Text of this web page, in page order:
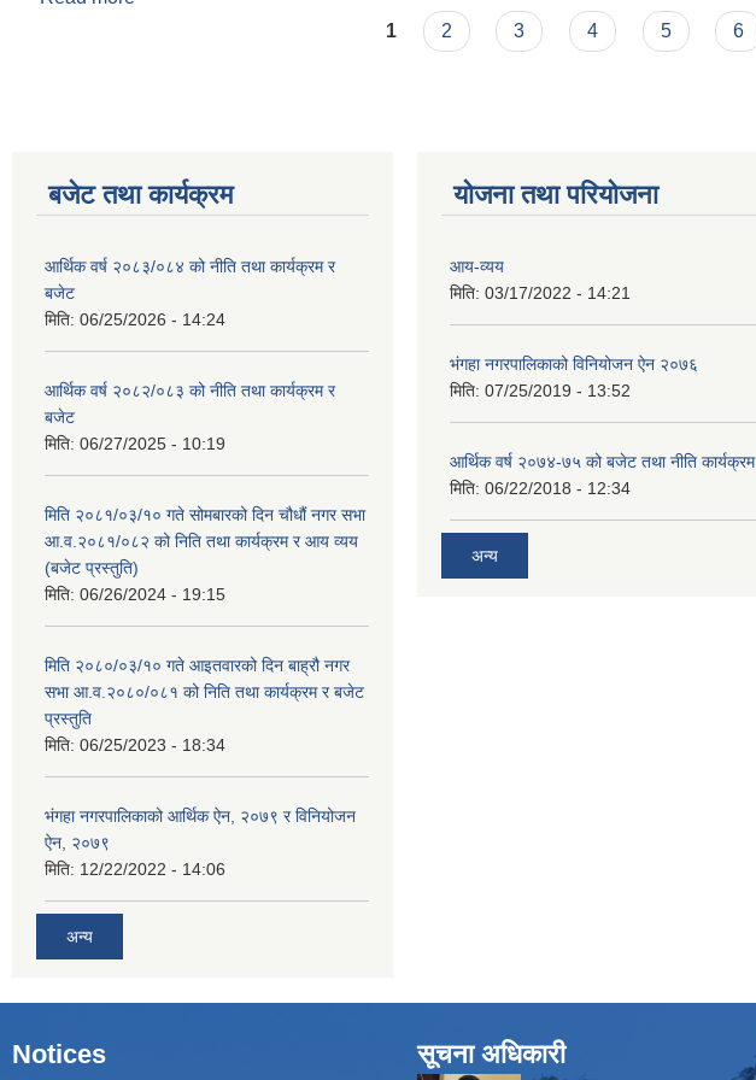
1 2 3 4 5 6
बजेट तथा कार्यक्रम
आर्थिक वर्ष २०८३/०८४ को नीति तथा कार्यक्रम र
बजेट
मिति: 06/25/2026 - 14:24
आर्थिक वर्ष २०८२/०८३ को नीति तथा कार्यक्रम र
बजेट
मिति: 06/27/2025 - 10:19
मिति २०८१/०३/१० गते सोमबारको दिन चौधौं नगर सभा
आ.व.२०८१/०८२ को निति तथा कार्यक्रम र आय व्यय
(बजेट प्रस्तुति)
मिति: 06/26/2024 - 19:15
मिति २०८०/०३/१० गते आइतवारको दिन बाह्रौ नगर
सभा आ.व.२०८०/०८१ को निति तथा कार्यक्रम र बजेट
प्रस्तुति
मिति: 06/25/2023 - 18:34
भंगहा नगरपालिकाको आर्थिक ऐन, २०७९ र विनियोजन
ऐन, २०७९
मिति: 12/22/2022 - 14:06
अन्य
योजना तथा परियोजना
आय-व्यय
मिति: 03/17/2022 - 14:21
भंगहा नगरपालिकाको विनियोजन ऐन २०७६
मिति: 07/25/2019 - 13:52
आर्थिक वर्ष २०७४-७५ को बजेट तथा नीति कार्यक्रम
मिति: 06/22/2018 - 12:34
अन्य
Notices सूचना अधिकारी